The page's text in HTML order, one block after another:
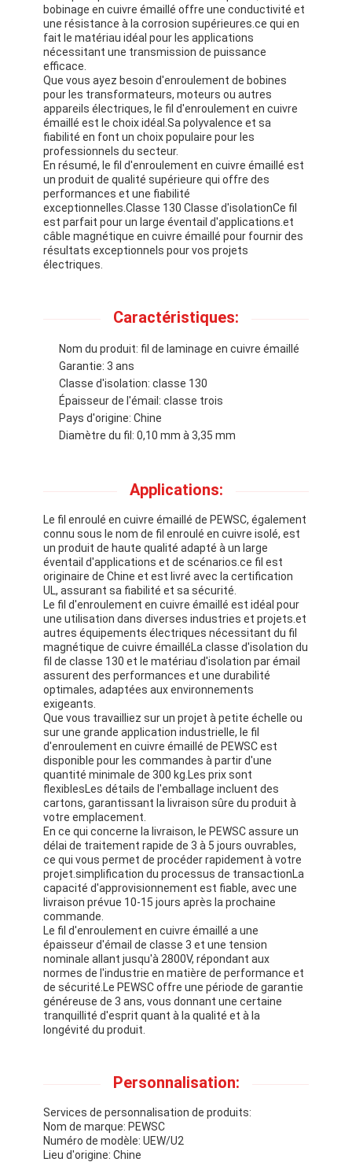
À la maison
Produits
Spectacle de réalité virtuelle
Contrôle de qualité
Nous contacter
Nouvelles
Les affaires
Demandez un devis
fils ronds de cuivre émaillés
Fil de laminage en cuivre émaillé
Fil de cuivre isolé par émail
fils magnétiques émaillés
fils de cuivre plat émaillés
Fil recouvert de soie
fil de litz
Fil magnétique à haute température
bobinage en cuivre émaillé offre une conductivité et
une résistance à la corrosion supérieures.ce qui en
fait le matériau idéal pour les applications
nécessitant une transmission de puissance
efficace.
Que vous ayez besoin d'enroulement de bobines
pour les transformateurs, moteurs ou autres
appareils électriques, le fil d'enroulement en cuivre
émaillé est le choix idéal.Sa polyvalence et sa
fiabilité en font un choix populaire pour les
professionnels du secteur.
En résumé, le fil d'enroulement en cuivre émaillé est
un produit de qualité supérieure qui offre des
performances et une fiabilité
exceptionnelles.Classe 130 Classe d'isolationCe fil
est parfait pour un large éventail d'applications.et
câble magnétique en cuivre émaillé pour fournir des
résultats exceptionnels pour vos projets
électriques.
Caractéristiques:
Nom du produit: fil de laminage en cuivre émaillé
Garantie: 3 ans
Classe d'isolation: classe 130
Épaisseur de l'émail: classe trois
Pays d'origine: Chine
Diamètre du fil: 0,10 mm à 3,35 mm
Applications:
Le fil enroulé en cuivre émaillé de PEWSC, également
connu sous le nom de fil enroulé en cuivre isolé, est
un produit de haute qualité adapté à un large
éventail d'applications et de scénarios.ce fil est
originaire de Chine et est livré avec la certification
UL, assurant sa fiabilité et sa sécurité.
Le fil d'enroulement en cuivre émaillé est idéal pour
une utilisation dans diverses industries et projets.et
autres équipements électriques nécessitant du fil
magnétique de cuivre émailléLa classe d'isolation du
fil de classe 130 et le matériau d'isolation par émail
assurent des performances et une durabilité
optimales, adaptées aux environnements
exigeants.
Que vous travailliez sur un projet à petite échelle ou
sur une grande application industrielle, le fil
d'enroulement en cuivre émaillé de PEWSC est
disponible pour les commandes à partir d'une
quantité minimale de 300 kg.Les prix sont
flexiblesLes détails de l'emballage incluent des
cartons, garantissant la livraison sûre du produit à
votre emplacement.
En ce qui concerne la livraison, le PEWSC assure un
délai de traitement rapide de 3 à 5 jours ouvrables,
ce qui vous permet de procéder rapidement à votre
projet.simplification du processus de transactionLa
capacité d'approvisionnement est fiable, avec une
livraison prévue 10-15 jours après la prochaine
commande.
Le fil d'enroulement en cuivre émaillé a une
épaisseur d'émail de classe 3 et une tension
nominale allant jusqu'à 2800V, répondant aux
normes de l'industrie en matière de performance et
de sécurité.Le PEWSC offre une période de garantie
généreuse de 3 ans, vous donnant une certaine
tranquillité d'esprit quant à la qualité et à la
longévité du produit.
Personnalisation:
Services de personnalisation de produits:
Nom de marque: PEWSC
Numéro de modèle: UEW/U2
Lieu d'origine: Chine